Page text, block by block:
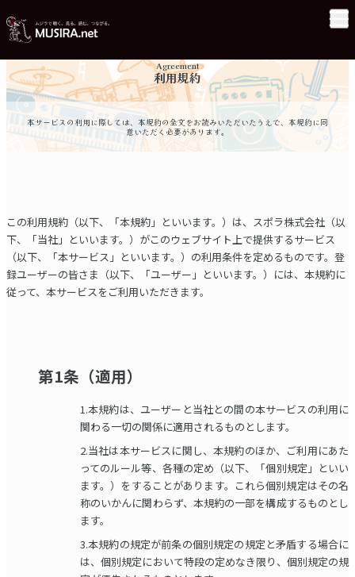
Agreement
利用規約
本サービスの利用に際しては、本規約の全文をお読みいただいたうえで、本規約に同
意いただく必要があります。
この利用規約（以下、「本規約」といいます。）は、スポラ株式会社（以
下、「当社」といいます。）がこのウェブサイト上で提供するサービス
（以下、「本サービス」といいます。）の利用条件を定めるものです。登
録ユーザーの皆さま（以下、「ユーザー」といいます。）には、本規約に
従って、本サービスをご利用いただきます。
第1条（適用）
1.本規約は、ユーザーと当社との間の本サービスの利用に
関わる一切の関係に適用されるものとします。
2.当社は本サービスに関し、本規約のほか、ご利用にあた
ってのルール等、各種の定め（以下、「個別規定」といい
ます。）をすることがあります。これら個別規定はその名
称のいかんに関わらず、本規約の一部を構成するものとし
ます。
3.本規約の規定が前条の個別規定の規定と矛盾する場合に
は、個別規定において特段の定めなき限り、個別規定の規